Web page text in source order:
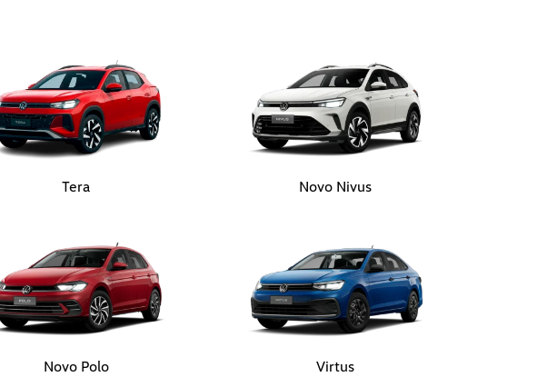
Tera Novo Nivus
Novo Polo Virtus